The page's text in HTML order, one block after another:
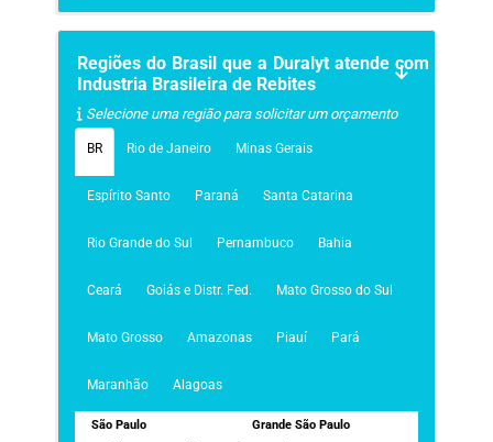
Regiões do Brasil que a Duralyt atende com
Industria Brasileira de Rebites
Selecione uma região para solicitar um orçamento
BR Rio de Janeiro Minas Gerais
Espírito Santo Paraná Santa Catarina
Rio Grande do Sul Pernambuco Bahia
Ceará Goiás e Distr. Fed. Mato Grosso do Sul
Mato Grosso Amazonas Piauí Pará
Maranhão Alagoas
São Paulo
Grande São Paulo